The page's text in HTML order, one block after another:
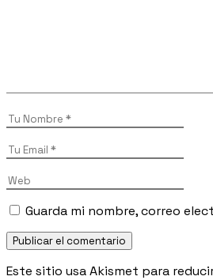
Guarda mi nombre, correo
Publicar el comentario
Este sitio usa Akismet para